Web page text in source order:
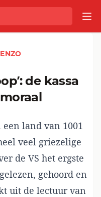
land van 1001
veel griezelige
de VS het ergste
gehoord en
uit de lectuur van